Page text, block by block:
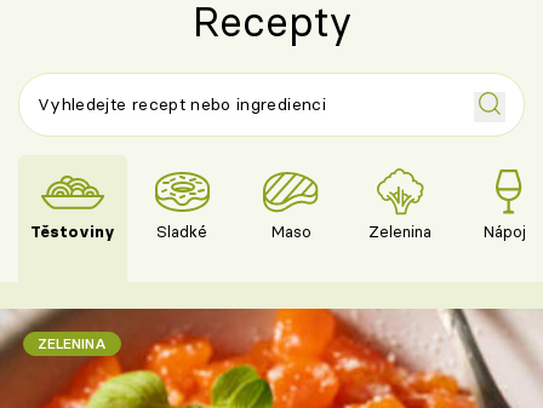
Recepty
Těstoviny Sladké Maso Zelenina Nápoje
ZELENINA